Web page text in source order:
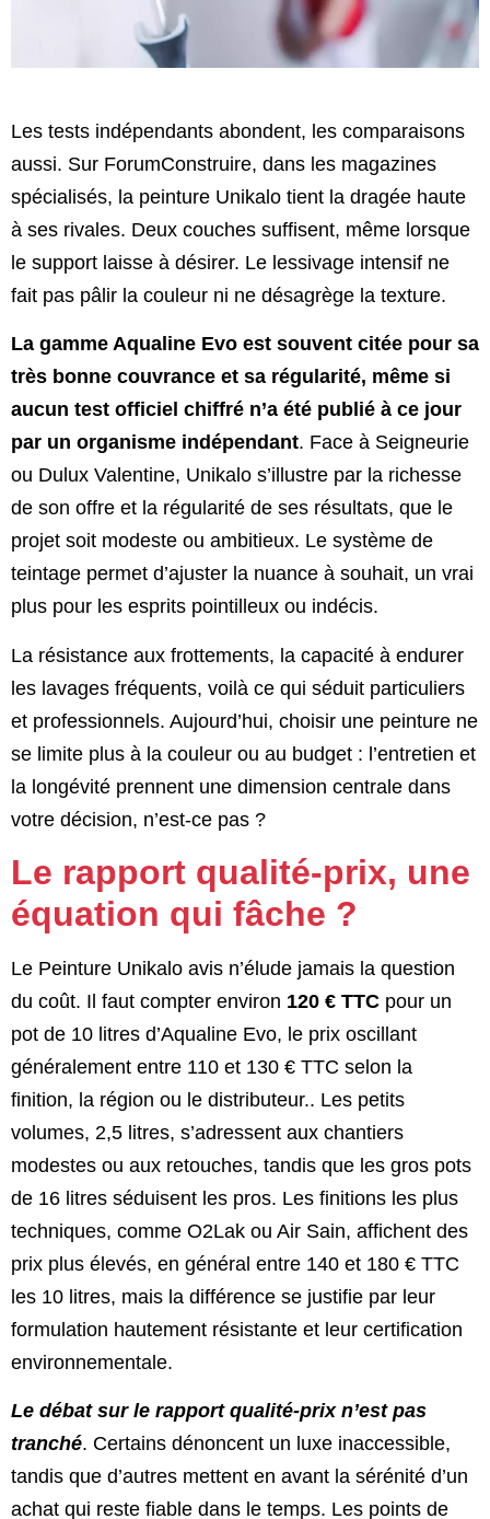
Les tests indépendants abondent, les comparaisons
aussi. Sur ForumConstruire, dans les magazines
spécialisés, la peinture Unikalo tient la dragée haute
à ses rivales. Deux couches suffisent, même lorsque
le support laisse à désirer. Le lessivage intensif ne
fait pas pâlir la couleur ni ne désagrège la texture.
La gamme Aqualine Evo est souvent citée pour sa
très bonne couvrance et sa régularité, même si
aucun test officiel chiffré n’a été publié à ce jour
par un organisme indépendant. Face à Seigneurie
ou Dulux Valentine, Unikalo s’illustre par la richesse
de son offre et la régularité de ses résultats, que le
projet soit modeste ou ambitieux. Le système de
teintage permet d’ajuster la nuance à souhait, un vrai
plus pour les esprits pointilleux ou indécis.
La résistance aux frottements, la capacité à endurer
les lavages fréquents, voilà ce qui séduit particuliers
et professionnels. Aujourd’hui, choisir une peinture ne
se limite plus à la couleur ou au budget : l’entretien et
la longévité prennent une dimension centrale dans
votre décision, n’est-ce pas ?
Le rapport qualité-prix, une
équation qui fâche ?
Le Peinture Unikalo avis n’élude jamais la question
du coût. Il faut compter environ 120 € TTC pour un
pot de 10 litres d’Aqualine Evo, le prix oscillant
généralement entre 110 et 130 € TTC selon la
finition, la région ou le distributeur.. Les petits
volumes, 2,5 litres, s’adressent aux chantiers
modestes ou aux retouches, tandis que les gros pots
de 16 litres séduisent les pros. Les finitions les plus
techniques, comme O2Lak ou Air Sain, affichent des
prix plus élevés, en général entre 140 et 180 € TTC
les 10 litres, mais la différence se justifie par leur
formulation hautement résistante et leur certification
environnementale.
Le débat sur le rapport qualité-prix n’est pas
tranché. Certains dénoncent un luxe inaccessible,
tandis que d’autres mettent en avant la sérénité d’un
achat qui reste fiable dans le temps. Les points de